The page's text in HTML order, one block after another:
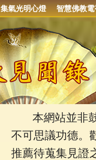
集氣光明心燈 智慧佛教電
本網站並非鼓
不可思議功德。
推薦待蒐集見證